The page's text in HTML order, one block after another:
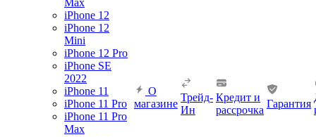
Max
iPhone 12
iPhone 12
Mini
iPhone 12 Pro
iPhone SE
2022
iPhone 11
iPhone 11 Pro
iPhone 11 Pro
Max
О
магазине
Трейд-
Ин
Кредит и
рассрочка
Гарантия